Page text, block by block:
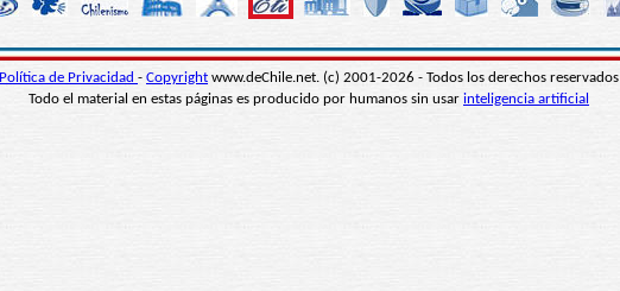
Política de Privacidad - Copyright www.deChile.net. (c) 2001-2026 - Todos los derechos reservados
Todo el material en estas páginas es producido por humanos sin usar inteligencia artificial